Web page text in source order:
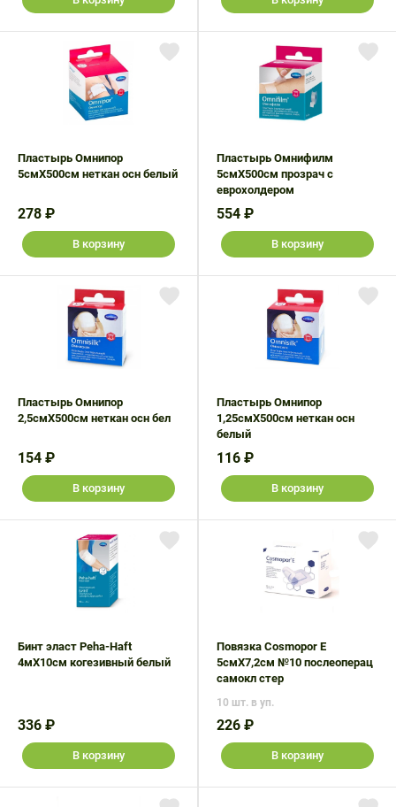
Пластырь Омнипор
5смX500см неткан осн белый
278 ₽
В корзину
Пластырь Омнифилм
5смX500см прозрач с
еврохолдером
554 ₽
В корзину
Пластырь Омнипор
2,5смX500см неткан осн бел
154 ₽
В корзину
Пластырь Омнипор
1,25смX500см неткан осн
белый
116 ₽
В корзину
Бинт эласт Peha-Haft
4мX10см когезивный белый
336 ₽
В корзину
Повязка Cosmopor Е
5смX7,2см №10 послеоперац
самокл стер
10 шт. в уп.
226 ₽
В корзину